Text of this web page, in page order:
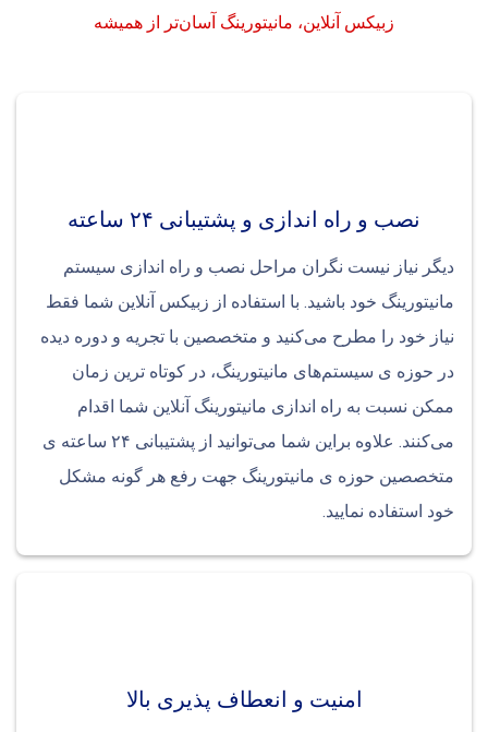
زبیکس آنلاین، مانیتورینگ آسان‌تر از همیشه
نصب و راه اندازی و پشتیبانی ۲۴ ساعته
دیگر نیاز نیست نگران مراحل نصب و راه اندازی سیستم
مانیتورینگ خود باشید. با استفاده از زبیکس آنلاین شما فقط
نیاز خود را مطرح می‌کنید و متخصصین با تجریه و دوره دیده
در حوزه ی سیستم‌های مانیتورینگ، در کوتاه ترین زمان
ممکن نسبت به راه اندازی مانیتورینگ آنلاین شما اقدام
می‌کنند. علاوه براین شما می‌توانید از پشتیبانی ۲۴ ساعته ی
متخصصین حوزه ی مانیتورینگ جهت رفع هر گونه مشکل
خود استفاده نمایید.
امنیت و انعطاف پذیری بالا